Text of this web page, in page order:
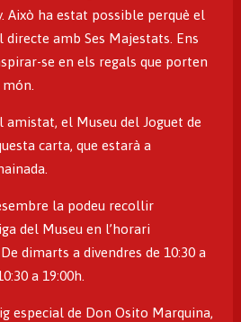
Això ha estat possible perquè el
amb Ses Majestats. Ens
se en els regals que porten
amistat, el Museu del Joguet de
carta, que estarà a
la podeu recollir
del Museu en l’horari
dimarts a divendres de 10:30 a
a 19:00h.
especial de Don Osito Marquina,